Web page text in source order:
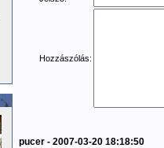
Hozzászólás:
pucer - 2007-03-20 18:18:50